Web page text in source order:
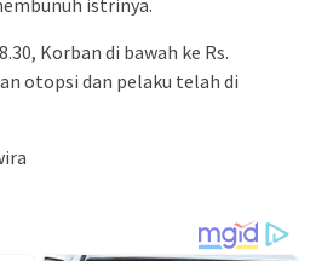
istrinya.
Korban di bawah ke Rs.
otopsi dan pelaku telah di